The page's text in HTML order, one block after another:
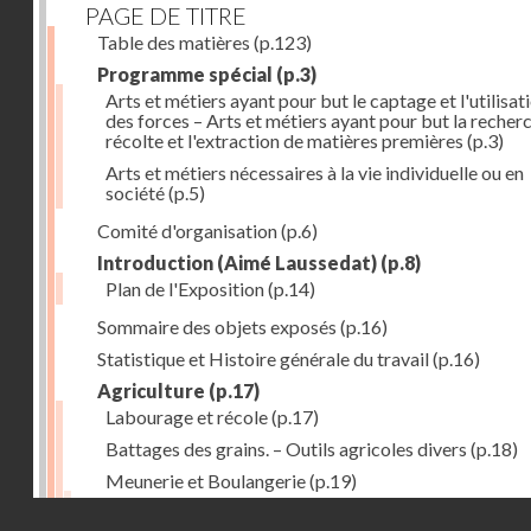
PAGE DE TITRE
Table des matières (p.123)
Programme spécial (p.3)
Arts et métiers ayant pour but le captage et
des forces – Arts et métiers ayant pour but la
récolte et l'extraction de matières premières (p.3)
Arts et métiers nécessaires à la vie individuelle ou en
société(p.5)
Comité d'organisation(p.6)
Introduction (Aimé Laussedat) (p.8)
Plan de l'Exposition(p.14)
Sommaire des objets exposés (p.16)
Statistique et Histoire générale du travail(p.16)
Agriculture (p.17)
Labourage et récole(p.17)
Battages des grains. – Outils agricoles divers (p.18)
Meunerie et Boulangerie(p.19)